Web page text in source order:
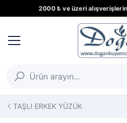
2000 ₺ ve üzeri
TAŞLI ERKEK YÜZÜK